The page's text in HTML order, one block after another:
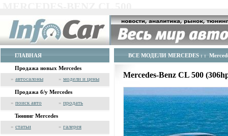
ГЛАВНАЯ
Продажа новых Mercedes
» автосалоны » модели и цены
Продажа б/у Mercedes
» поиск авто » продать
Тюнинг Mercedes
» статьи » галерея
ВСЕ МОДЕЛИ MERCEDES : :
Mercedes-Benz CL 500